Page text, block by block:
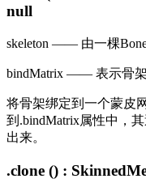
null
skeleton —— 由一棵
bindMatrix —— 表示骨架
将骨架绑定到一个蒙皮
到.bindMatrix属性中，
出来。
.clone () :